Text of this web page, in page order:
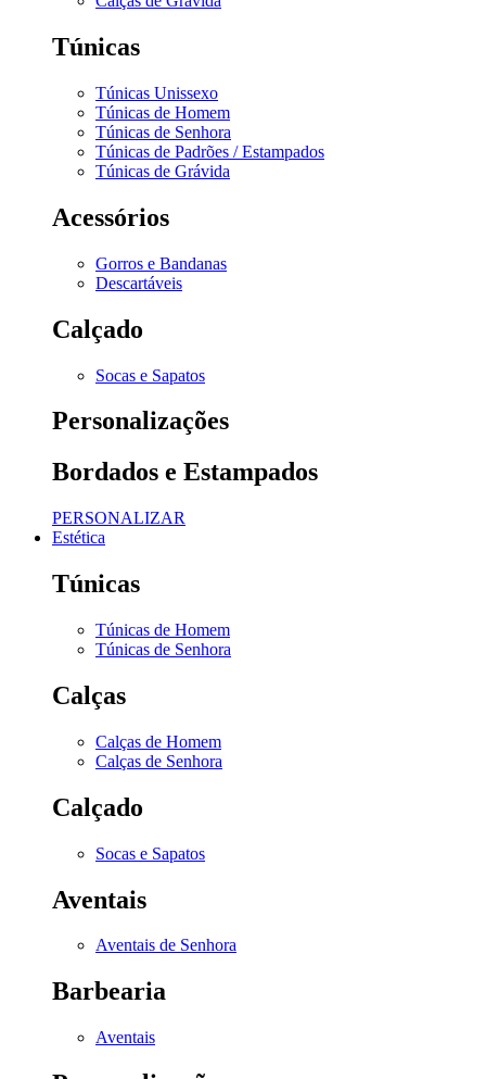
Túnicas
Túnicas Unissexo
Túnicas de Homem
Túnicas de Senhora
Túnicas de Padrões / Estampados
Túnicas de Grávida
Acessórios
Gorros e Bandanas
Descartáveis
Calçado
Socas e Sapatos
Personalizações
Bordados e Estampados
PERSONALIZAR
Estética
Túnicas
Túnicas de Homem
Túnicas de Senhora
Calças
Calças de Homem
Calças de Senhora
Calçado
Socas e Sapatos
Aventais
Aventais de Senhora
Barbearia
Aventais